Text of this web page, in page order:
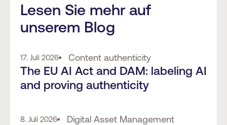
Lesen Sie mehr auf
unserem Blog
17. Juli 2026 Content authenticity
The EU AI Act and DAM: labeling AI
and proving authenticity
8. Juli 2026 Digital Asset Management